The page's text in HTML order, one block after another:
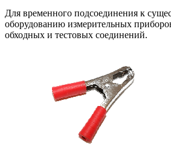
Для временного подсоединения к
оборудованию измерительных
обходных и тестовых соединений.